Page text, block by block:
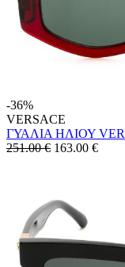
-36%
VERSACE
ΓΥΑΛΙΑ ΗΛΙΟΥ
251.00 € 163.00 €